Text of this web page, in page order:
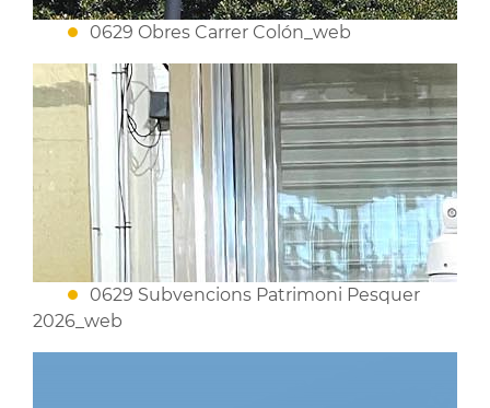
0629 Obres Carrer Colón_web
0629 Subvencions Patrimoni Pesquer
2026_web